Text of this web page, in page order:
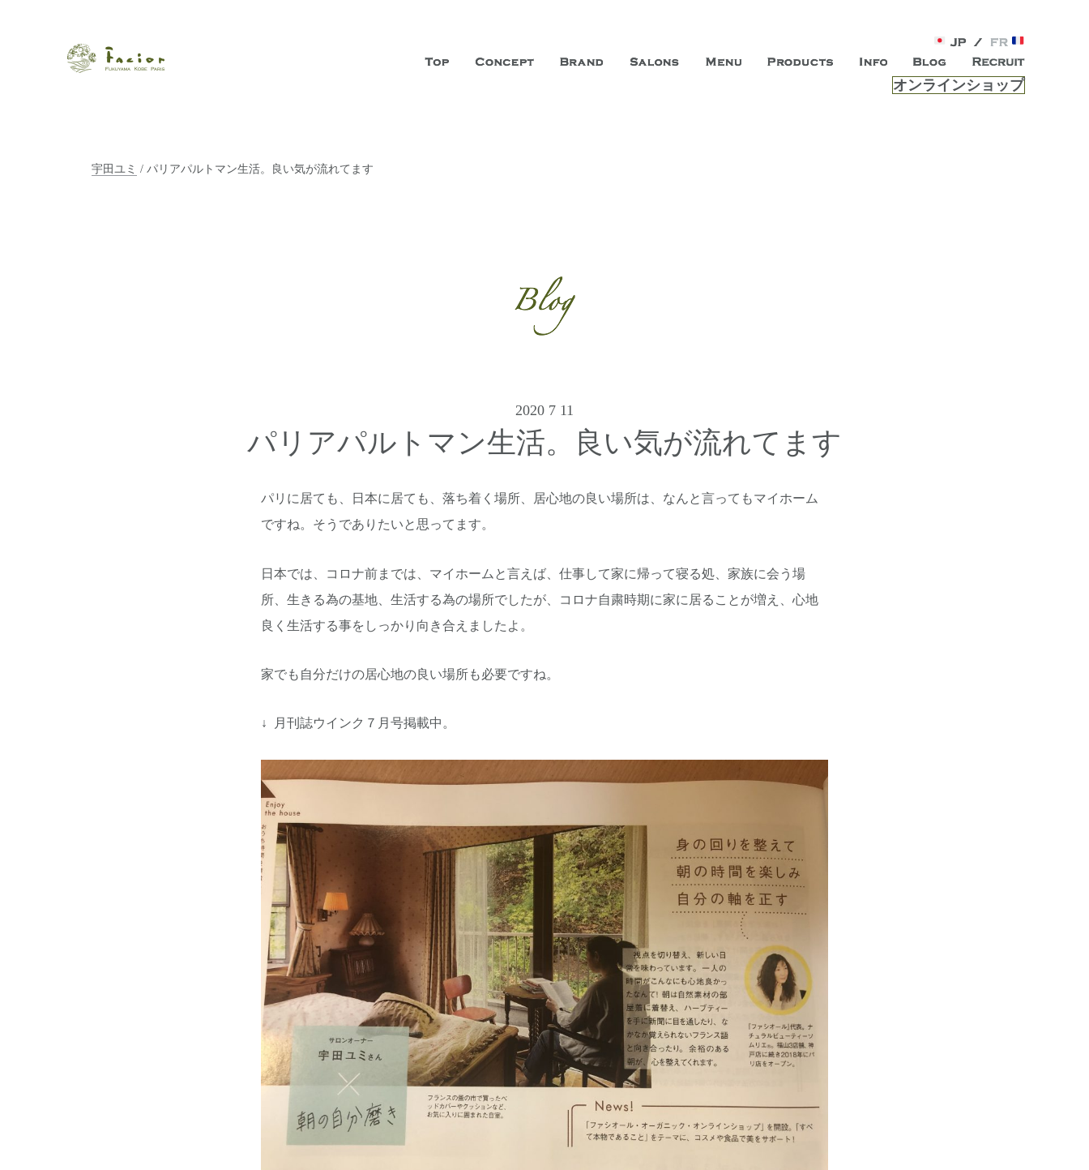
【福山・神戸・Paris】オーガニックエステサロン ファシオールは、 内面から輝く美をトー
瀬戸内から世界に展開するエステサロン「ファシオール」。福山市に3店舗、神戸三宮に「神戸店」 パリサンジェルマン通りに「パリ店」がオープン。お客様のもつ「自らしい美しさ」を追求し、未来の
ポジティブライフを応援します。オーガニックコスメ・商品にこだわり、内面から美しくなることを追求する「本物」の商品・技術・サービスを提供する総合エステサロンです。
オンラインショップ
宇田ユミ / パリアパルトマン生活。良い気が流れてます
2020 7 11
パリアパルトマン生活。良い気が流れてます
パリに居ても、日本に居ても、落ち着く場所、居心地の良い場所は、なんと言ってもマイホーム
ですね。そうでありたいと思ってます。
日本では、コロナ前までは、マイホームと言えば、仕事して家に帰って寝る処、家族に会う場
所、生きる為の基地、生活する為の場所でしたが、コロナ自粛時期に家に居ることが増え、心地
良く生活する事をしっかり向き合えましたよ。
家でも自分だけの居心地の良い場所も必要ですね。
↓ 月刊誌ウインク７月号掲載中。